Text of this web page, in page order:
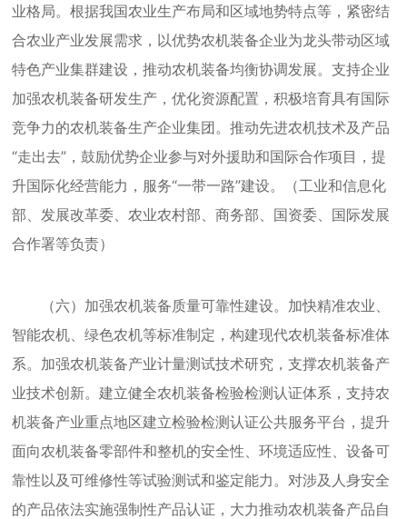
业格局。根据我国农业生产布局和区域地势特点等，紧密结
合农业产业发展需求，以优势农机装备企业为龙头带动区域
特色产业集群建设，推动农机装备均衡协调发展。支持企业
加强农机装备研发生产，优化资源配置，积极培育具有国际
竞争力的农机装备生产企业集团。推动先进农机技术及产品
“走出去”，鼓励优势企业参与对外援助和国际合作项目，提
升国际化经营能力，服务“一带一路”建设。（工业和信息化
部、发展改革委、农业农村部、商务部、国资委、国际发展
合作署等负责）
（六）加强农机装备质量可靠性建设。加快精准农业、
智能农机、绿色农机等标准制定，构建现代农机装备标准体
系。加强农机装备产业计量测试技术研究，支撑农机装备产
业技术创新。建立健全农机装备检验检测认证体系，支持农
机装备产业重点地区建立检验检测认证公共服务平台，提升
面向农机装备零部件和整机的安全性、环境适应性、设备可
靠性以及可维修性等试验测试和鉴定能力。对涉及人身安全
的产品依法实施强制性产品认证，大力推动农机装备产品自